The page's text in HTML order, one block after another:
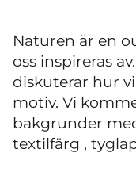
Naturen är en
oss inspireras
diskuterar hur
motiv. Vi
bakgrunder
textilfärg ,